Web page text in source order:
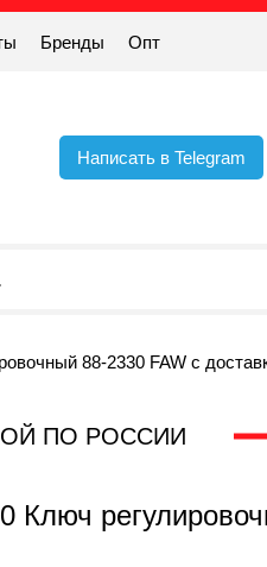
Бренды Опт
Написать в Telegram
88-2330 FAW с
ПО РОССИИ
Ключ